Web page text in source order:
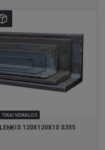
TIKAI VEIKALOS
LEŅĶIS 120X120X10 S355